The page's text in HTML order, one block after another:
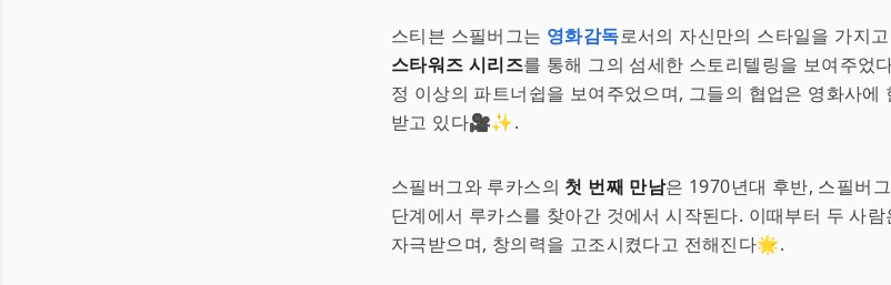
스티븐 스필버그는 영화감독로서의 자신만의 스타일을 가지
스타워즈 시리즈를 통해 그의 섬세한 스토리텔링을 보여주었
정 이상의 파트너쉽을 보여주었으며, 그들의 협업은 영화사에
받고 있다🎥✨.
스필버그와 루카스의 첫 번째 만남은 1970년대 후반, 스필버
단계에서 루카스를 찾아간 것에서 시작된다. 이때부터 두 사
자극받으며, 창의력을 고조시켰다고 전해진다🌟.